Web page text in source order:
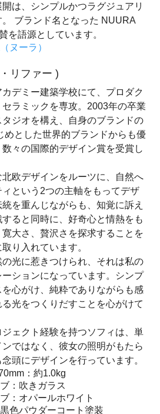
は、シンプルかつラグジュアリ
ブランド名となった NUURA
を語源としています。
リファー )
デミー建築学校にて、プロダク
セラミックを専攻。2003年の卒業
ジオを構え、自身のブランドの
めとした世界的ブランドからも優
々の国際的デザイン賞を受賞し
欧デザインをルーツに、自然へ
という2つの主軸をもってデザ
を重んじながらも、知覚に訴え
ると同時に、好奇心と情熱をも
大さ、贅沢さを探求することを
り入れています。
の光に惹きつけられ、それは私の
ションになっています。シンプ
心がけ、純粋でありながらも感
光をつくりだすことを心がけて
ェクト経験を持つソフィは、単
ではなく、彼女の照明がもたら
頭にデザインを行っています。
：約1.0kg
：吹きガラス
：オパールホワイト
色パウダーコート塗装